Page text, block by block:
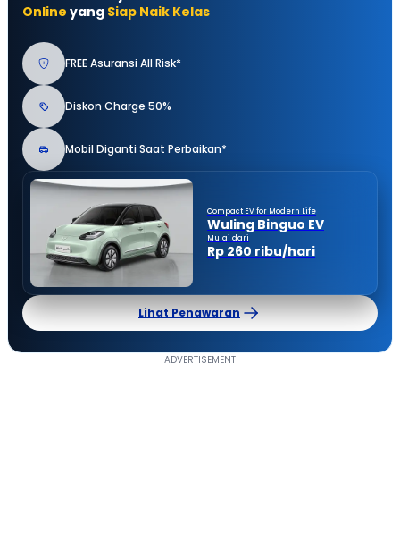
Online yang Siap Naik Kelas
FREE Asuransi All Risk*
Diskon Charge 50%
Mobil Diganti Saat Perbaikan*
Compact EV for Modern Life
Wuling Binguo EV
Mulai dari
Rp 260 ribu/hari
Lihat Penawaran